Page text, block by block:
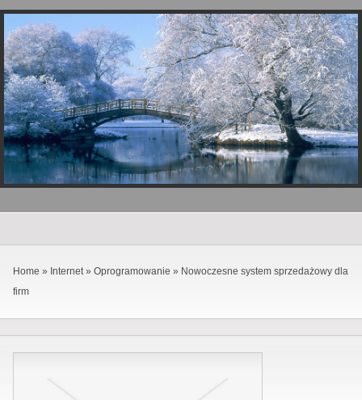
Home » Internet» Oprogramowanie » Nowoczesne system sprzedażowy dla
firm